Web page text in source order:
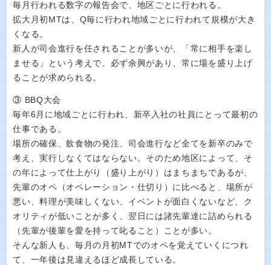
毎月行われる数字の報告会で、地区ごとに行われる。
拡大月初MTは、Q毎に行われ地域ごとに行われて規模が大き
くなる。
新人が司会進行を任されることが多いが、「常に相手を楽し
ませる」という考えで、必ず余興があり、常に場を盛り上げ
ることが求められる。
③ BBQ大会
毎年6月に地域ごとに行われ、新卒入社の社員にとって最初の
仕事である。
場所の確保、飲食物の発注、司会進行など全てを新卒のみで
考え、実行しなくてはならない。そのため地区によって、そ
の年によって仕上がり（盛り上がり）はまちまちであるが、
先輩のオペ（オペレーション・仕切り）に比べると、場所が
悪い、料理が美味しくない、イベントが面白くないなど、ク
オリティが低いことが多く、翌日には諸先輩達に詰められる
（先輩が後輩を愛を持って叱ること）ことが多い。
そんな新人も、毎月の月初MTでのオペを覚えていくにつれ
て、一年後は見違えるほど成長している。